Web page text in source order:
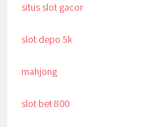
situs slot gacor
slot depo 5k
mahjong
slot bet 800